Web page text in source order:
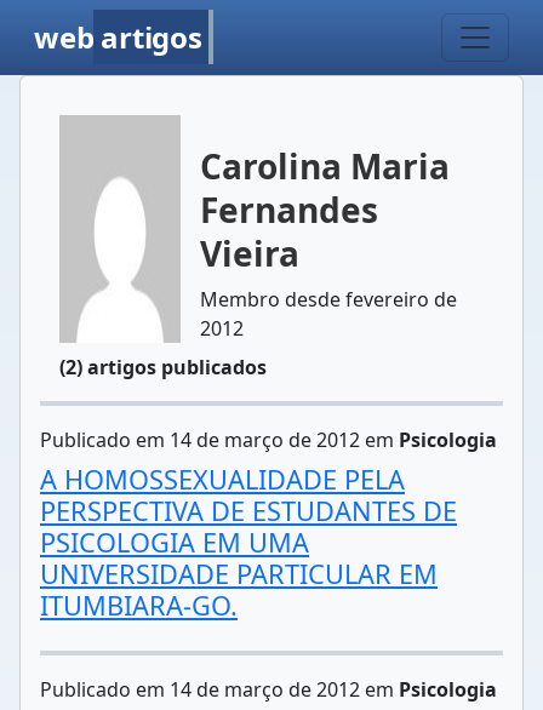
web artigos
Carolina Maria
Fernandes
Vieira
Membro desde fevereiro de
2012
(2) artigos publicados
Publicado em 14 de março de 2012 em Psicologia
A HOMOSSEXUALIDADE PELA
PERSPECTIVA DE ESTUDANTES DE
PSICOLOGIA EM UMA
UNIVERSIDADE PARTICULAR EM
ITUMBIARA-GO.
Publicado em 14 de março de 2012 em Psicologia